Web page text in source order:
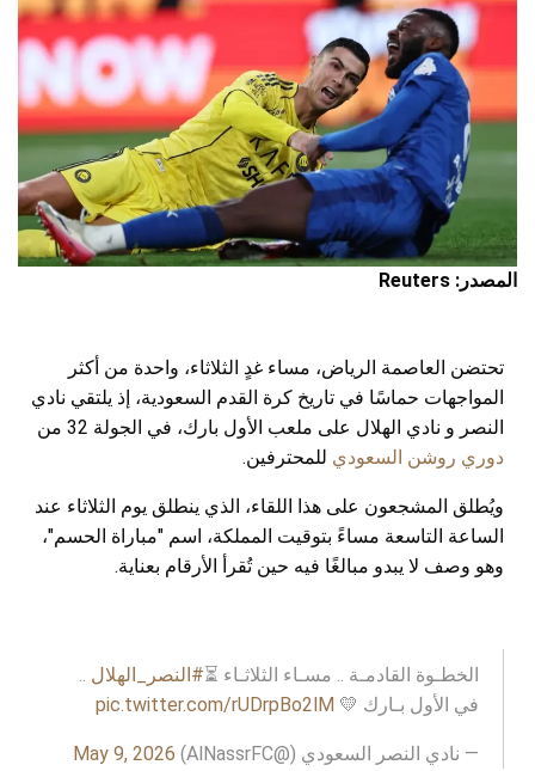
المصدر: Reuters
تحتضن العاصمة الرياض، مساء غدٍ الثلاثاء، واحدة من أكثر
المواجهات حماسًا في تاريخ كرة القدم السعودية، إذ يلتقي نادي
النصر و نادي الهلال على ملعب الأول بارك، في الجولة 32 من
دوري روشن السعودي للمحترفين.
ويُطلق المشجعون على هذا اللقاء، الذي ينطلق يوم الثلاثاء عند
الساعة التاسعة مساءً بتوقيت المملكة، اسم "مباراة الحسم"،
وهو وصف لا يبدو مبالغًا فيه حين تُقرأ الأرقام بعناية.
الخطـوة القادمـة .. مسـاء الثلاثـاء ⏳#النصر_الهلال ..
في الأول بـارك 💛 pic.twitter.com/rUDrpBo2lM
— نادي النصر السعودي (@AlNassrFC) May 9, 2026